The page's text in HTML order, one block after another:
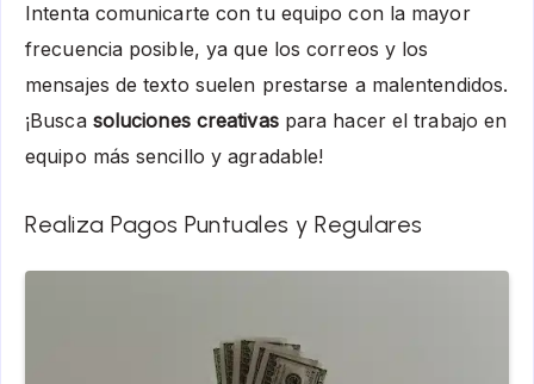
Intenta comunicarte con tu equipo con la mayor
frecuencia posible, ya que los correos y los
mensajes de texto suelen prestarse a malentendidos.
¡Busca soluciones creativaspara hacer el trabajo en
equipo más sencillo y agradable!
Realiza Pagos Puntuales y Regulares